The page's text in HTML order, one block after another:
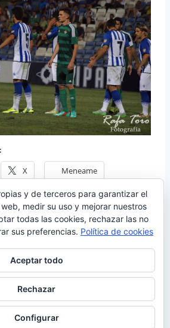
X Meneame
- Tema para WordPress
Kadence WP
y de terceros para garantizar el
medir su uso y mejorar nuestros
todas las cookies, rechazar las no
sus preferencias. Política de cookies
Aceptar todo
Rechazar
Configurar